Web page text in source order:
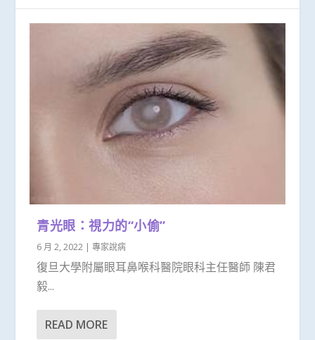
青光眼：視力的“小偷”
6 月 2, 2022 |專家說病
復旦大學附屬眼耳鼻喉科醫院眼科主任醫師 陳君
毅...
READ MORE